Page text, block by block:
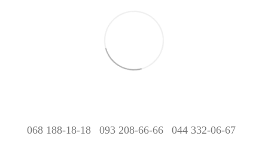
068 188-18-18 093 208-66-66 044 332-06-67